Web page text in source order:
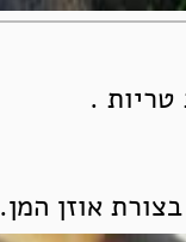
.
אוזן המן.